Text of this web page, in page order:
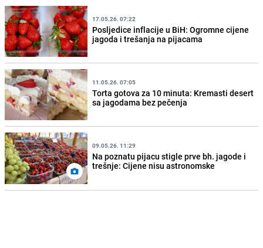
17.05.26. 07:22
Posljedice inflacije u BiH: Ogromne cijene
jagoda i trešanja na pijacama
11.05.26. 07:05
Torta gotova za 10 minuta: Kremasti desert
sa jagodama bez pečenja
09.05.26. 11:29
Na poznatu pijacu stigle prve bh. jagode i
trešnje: Cijene nisu astronomske